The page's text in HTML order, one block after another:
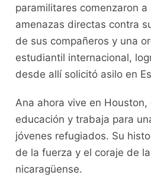
paramilitares comenzaron
amenazas directas contra
de sus compañeros y una
estudiantil internacional,
desde allí solicitó asilo en
Ana ahora vive en
educación y trabaja para
jóvenes refugiados. Su
de la fuerza y el coraje de
nicaragüense.